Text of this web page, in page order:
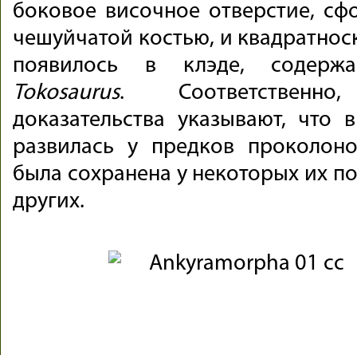
боковое височное отверстие,
чешуйчатой костью, и
появилось в клэде,
Tokosaurus. Соответственно,
доказательства указывают, что
развилась у предков
была сохранена у некоторых их
других.